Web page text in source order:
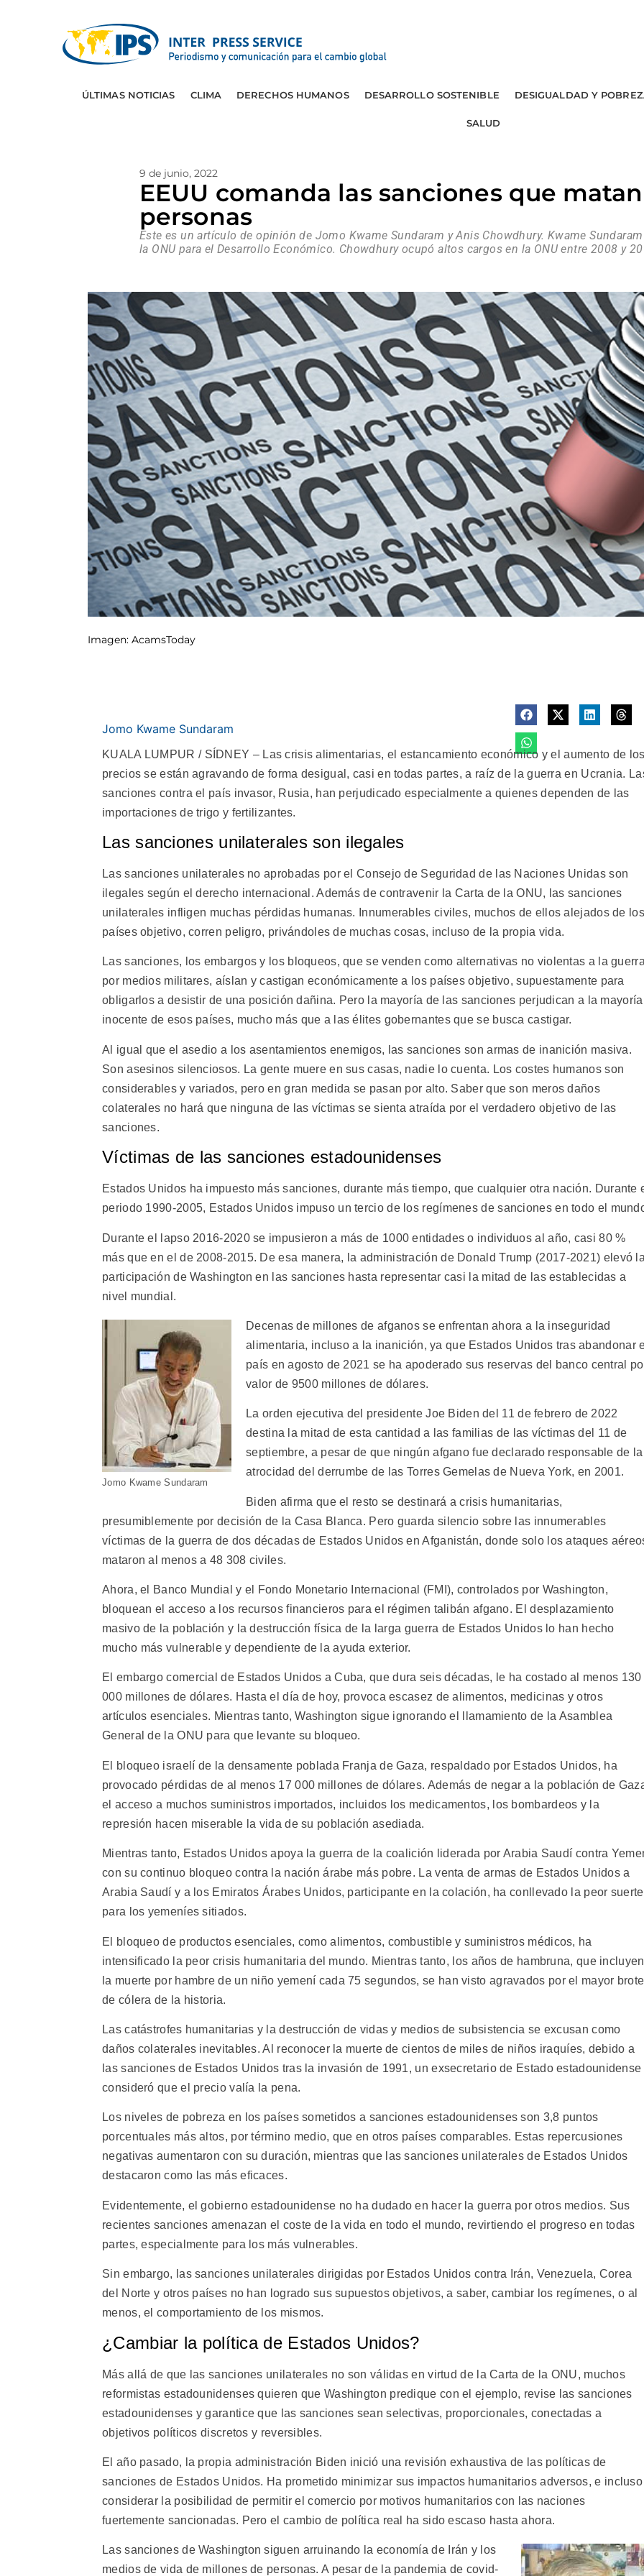
ÚLTIMAS NOTICIAS CLIMA DERECHOS HUMANOS DESARROLLO SOSTENIBLE DESIGUALDAD Y
SALUD
9 de junio, 2022
EEUU comanda las sanciones que
personas
Este es un artículo de opinión de Jomo Kwame Sundaram y Anis Chowdhury. Kwame
la ONU para el Desarrollo Económico. Chowdhury ocupó altos cargos en la ONU entre 2008 y
Imagen: AcamsToday
Jomo Kwame Sundaram
KUALA LUMPUR / SÍDNEY – Las crisis alimentarias, el estancamiento económico y el aumento de
precios se están agravando de forma desigual, casi en todas partes, a raíz de la guerra en Ucrania.
sanciones contra el país invasor, Rusia, han perjudicado especialmente a quienes dependen de las
importaciones de trigo y fertilizantes.
Las sanciones unilaterales son ilegales
Las sanciones unilaterales no aprobadas por el Consejo de Seguridad de las Naciones Unidas son
ilegales según el derecho internacional. Además de contravenir la Carta de la ONU, las sanciones
unilaterales infligen muchas pérdidas humanas. Innumerables civiles, muchos de ellos alejados de los
países objetivo, corren peligro, privándoles de muchas cosas, incluso de la propia vida.
Las sanciones, los embargos y los bloqueos, que se venden como alternativas no violentas a la
por medios militares, aíslan y castigan económicamente a los países objetivo, supuestamente para
obligarlos a desistir de una posición dañina. Pero la mayoría de las sanciones perjudican a la mayoría
inocente de esos países, mucho más que a las élites gobernantes que se busca castigar.
Al igual que el asedio a los asentamientos enemigos, las sanciones son armas de inanición masiva.
Son asesinos silenciosos. La gente muere en sus casas, nadie lo cuenta. Los costes humanos son
considerables y variados, pero en gran medida se pasan por alto. Saber que son meros daños
colaterales no hará que ninguna de las víctimas se sienta atraída por el verdadero objetivo de las
sanciones.
Víctimas de las sanciones estadounidenses
Estados Unidos ha impuesto más sanciones, durante más tiempo, que cualquier otra nación. Durante
periodo 1990-2005, Estados Unidos impuso un tercio de los regímenes de sanciones en todo el
Durante el lapso 2016-2020 se impusieron a más de 1000 entidades o individuos al año, casi 80 %
más que en el de 2008-2015. De esa manera, la administración de Donald Trump (2017-2021) elevó
participación de Washington en las sanciones hasta representar casi la mitad de las establecidas a
nivel mundial.
Jomo Kwame Sundaram
Decenas de millones de afganos se enfrentan ahora a la inseguridad
alimentaria, incluso a la inanición, ya que Estados Unidos tras abandonar
país en agosto de 2021 se ha apoderado sus reservas del banco central
valor de 9500 millones de dólares.
La orden ejecutiva del presidente Joe Biden del 11 de febrero de 2022
destina la mitad de esta cantidad a las familias de las víctimas del 11 de
septiembre, a pesar de que ningún afgano fue declarado responsable de la
atrocidad del derrumbe de las Torres Gemelas de Nueva York, en 2001.
Biden afirma que el resto se destinará a crisis humanitarias,
presumiblemente por decisión de la Casa Blanca. Pero guarda silencio sobre las innumerables
víctimas de la guerra de dos décadas de Estados Unidos en Afganistán, donde solo los ataques
mataron al menos a 48 308 civiles.
Ahora, el Banco Mundial y el Fondo Monetario Internacional (FMI), controlados por Washington,
bloquean el acceso a los recursos financieros para el régimen talibán afgano. El desplazamiento
masivo de la población y la destrucción física de la larga guerra de Estados Unidos lo han hecho
mucho más vulnerable y dependiente de la ayuda exterior.
El embargo comercial de Estados Unidos a Cuba, que dura seis décadas, le ha costado al menos 130
000 millones de dólares. Hasta el día de hoy, provoca escasez de alimentos, medicinas y otros
artículos esenciales. Mientras tanto, Washington sigue ignorando el llamamiento de la Asamblea
General de la ONU para que levante su bloqueo.
El bloqueo israelí de la densamente poblada Franja de Gaza, respaldado por Estados Unidos, ha
provocado pérdidas de al menos 17 000 millones de dólares. Además de negar a la población de
el acceso a muchos suministros importados, incluidos los medicamentos, los bombardeos y la
represión hacen miserable la vida de su población asediada.
Mientras tanto, Estados Unidos apoya la guerra de la coalición liderada por Arabia Saudí contra
con su continuo bloqueo contra la nación árabe más pobre. La venta de armas de Estados Unidos a
Arabia Saudí y a los Emiratos Árabes Unidos, participante en la colación, ha conllevado la peor suerte
para los yemeníes sitiados.
El bloqueo de productos esenciales, como alimentos, combustible y suministros médicos, ha
intensificado la peor crisis humanitaria del mundo. Mientras tanto, los años de hambruna, que incluyen
la muerte por hambre de un niño yemení cada 75 segundos, se han visto agravados por el mayor brote
de cólera de la historia.
Las catástrofes humanitarias y la destrucción de vidas y medios de subsistencia se excusan como
daños colaterales inevitables. Al reconocer la muerte de cientos de miles de niños iraquíes, debido a
las sanciones de Estados Unidos tras la invasión de 1991, un exsecretario de Estado estadounidense
consideró que el precio valía la pena.
Los niveles de pobreza en los países sometidos a sanciones estadounidenses son 3,8 puntos
porcentuales más altos, por término medio, que en otros países comparables. Estas repercusiones
negativas aumentaron con su duración, mientras que las sanciones unilaterales de Estados Unidos
destacaron como las más eficaces.
Evidentemente, el gobierno estadounidense no ha dudado en hacer la guerra por otros medios. Sus
recientes sanciones amenazan el coste de la vida en todo el mundo, revirtiendo el progreso en todas
partes, especialmente para los más vulnerables.
Sin embargo, las sanciones unilaterales dirigidas por Estados Unidos contra Irán, Venezuela, Corea
del Norte y otros países no han logrado sus supuestos objetivos, a saber, cambiar los regímenes, o al
menos, el comportamiento de los mismos.
¿Cambiar la política de Estados Unidos?
Más allá de que las sanciones unilaterales no son válidas en virtud de la Carta de la ONU, muchos
reformistas estadounidenses quieren que Washington predique con el ejemplo, revise las sanciones
estadounidenses y garantice que las sanciones sean selectivas, proporcionales, conectadas a
objetivos políticos discretos y reversibles.
El año pasado, la propia administración Biden inició una revisión exhaustiva de las políticas de
sanciones de Estados Unidos. Ha prometido minimizar sus impactos humanitarios adversos, e incluso
considerar la posibilidad de permitir el comercio por motivos humanitarios con las naciones
fuertemente sancionadas. Pero el cambio de política real ha sido escaso hasta ahora.
Las sanciones de Washington siguen arruinando la economía de Irán y los
medios de vida de millones de personas. A pesar de la pandemia de covid-